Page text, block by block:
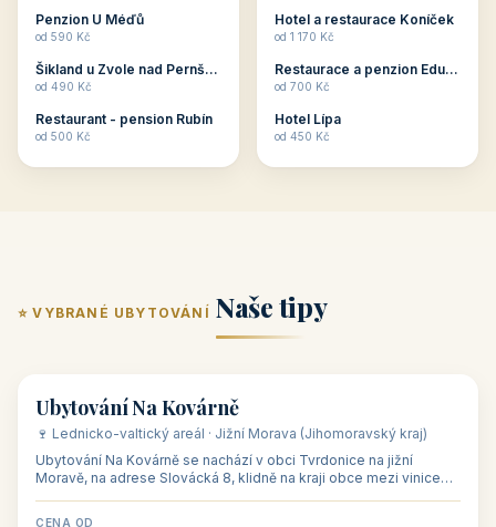
ubytování skupin v
penzionech, hotelích a
Budete překva...
Penzion U Méďů
od 590 Kč
Šikland u Zvole nad Pernštejnem
od 490 Kč
Restaurant - pension Rubín
od 500 Kč
zkušenosti pořádat i
menší firemní akce a
ob...
Hotel a restaurace Koníček
od 1 170 Kč
Restaurace a penzion Eduard
od 700 Kč
Hotel Lípa
od 450 Kč
⭐ VYBRANÉ UBYTOVÁNÍ Naše tipy
🏡 penzion
Ubytování Na Kovárně
🍷 Lednicko-valtický areál · Jižní Morava (Jihomoravský kraj)
Ubytování Na Kovárně se nachází v obci Tvrdonice na jižní
Moravě, na adrese Slovácká 8, klidně na kraji obce mezi vinicemi,
CENA OD